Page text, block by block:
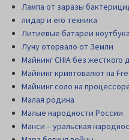
Лампа от заразы
лидар и его техника
Литиевые батареи
Луну оторвало от Земли
Майнинг CHIA без жесткого
Майнинг криптовалют на
Майнинг соло на
Малая родина
Малые народности России
Манси – уральская